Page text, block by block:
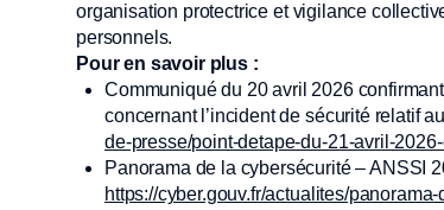
organisation protectrice et vigilance
personnels.
Pour en savoir plus :
Communiqué du 20 avril 2026
concernant l’incident de sécurité relatif
de-presse/point-detape-du-21-avril-
Panorama de la cybersécurité – ANSSI
https://cyber.gouv.fr/actualites/